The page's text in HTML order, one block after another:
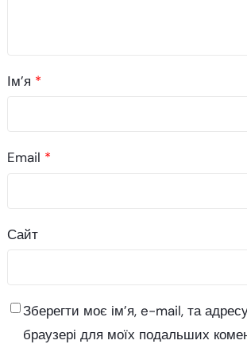
Ім’я *
Email *
Сайт
Зберегти моє ім’я, e-mail, та
браузері для моїх подальших